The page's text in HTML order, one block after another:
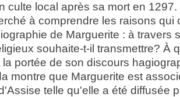
culte local après sa mort en
à comprendre les raisons qui
de Marguerite : à travers
souhaite-t-il transmettre? À
la portée de son discours
montre que Marguerite est
telle qu'elle a été diffusée